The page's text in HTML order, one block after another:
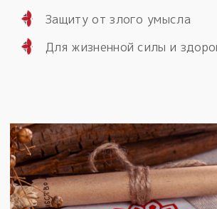
Защиту от злого умысла
Для жизненной силы и